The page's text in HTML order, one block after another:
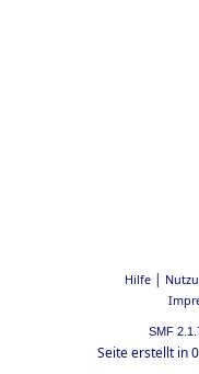
Hilfe|
SMF
Seite erstellt in